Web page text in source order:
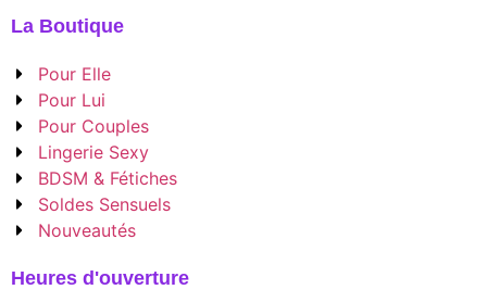
La Boutique
Pour Elle
Pour Lui
Pour Couples
Lingerie Sexy
BDSM & Fétiches
Soldes Sensuels
Nouveautés
Heures d'ouverture